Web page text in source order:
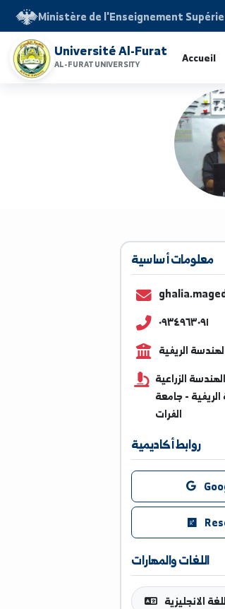
Ministère de l'Enseignement
Université Al-Furat
AL-FURAT UNIVERSITY
أساسية
الريفية
الزراعية
- جامعة
الفرات
روابط أكاديمية